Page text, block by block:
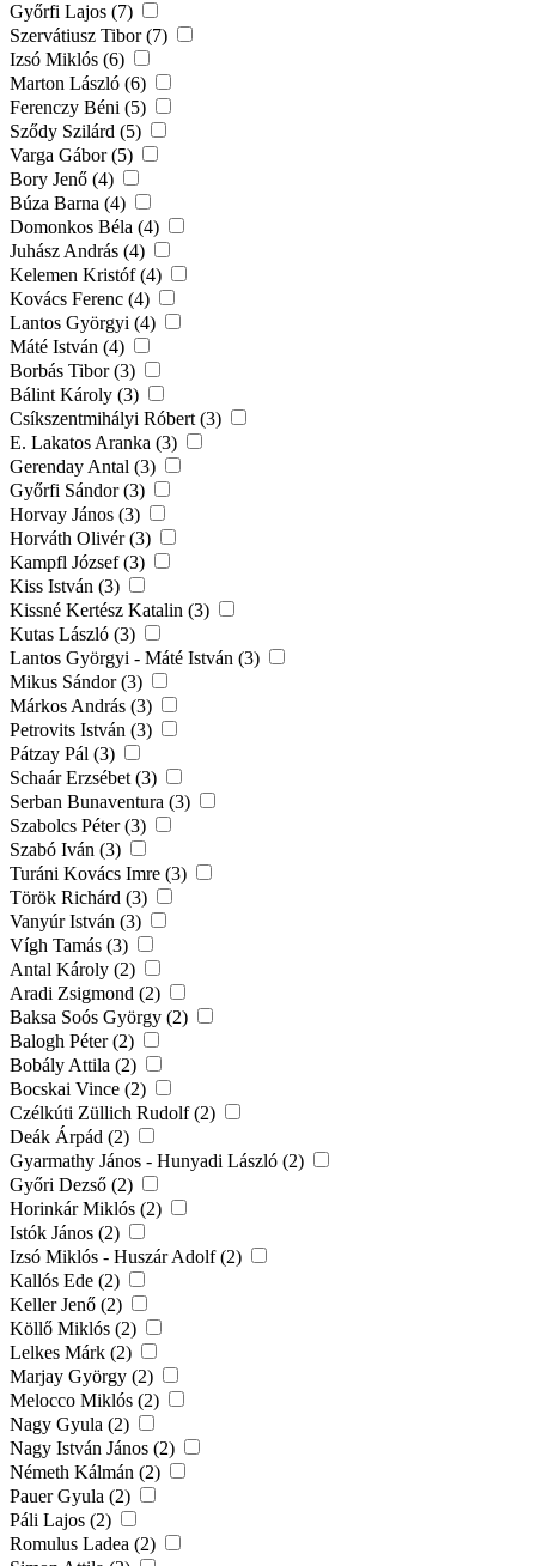
Győrfi Lajos (7)
Szervátiusz Tibor (7)
Izsó Miklós (6)
Marton László (6)
Ferenczy Béni (5)
Sződy Szilárd (5)
Varga Gábor (5)
Bory Jenő (4)
Búza Barna (4)
Domonkos Béla (4)
Juhász András (4)
Kelemen Kristóf (4)
Kovács Ferenc (4)
Lantos Györgyi (4)
Máté István (4)
Borbás Tibor (3)
Bálint Károly (3)
Csíkszentmihályi Róbert (3)
E. Lakatos Aranka (3)
Gerenday Antal (3)
Győrfi Sándor (3)
Horvay János (3)
Horváth Olivér (3)
Kampfl József (3)
Kiss István (3)
Kissné Kertész Katalin (3)
Kutas László (3)
Lantos Györgyi - Máté István (3)
Mikus Sándor (3)
Márkos András (3)
Petrovits István (3)
Pátzay Pál (3)
Schaár Erzsébet (3)
Serban Bunaventura (3)
Szabolcs Péter (3)
Szabó Iván (3)
Turáni Kovács Imre (3)
Török Richárd (3)
Vanyúr István (3)
Vígh Tamás (3)
Antal Károly (2)
Aradi Zsigmond (2)
Baksa Soós György (2)
Balogh Péter (2)
Bobály Attila (2)
Bocskai Vince (2)
Czélkúti Züllich Rudolf (2)
Deák Árpád (2)
Gyarmathy János - Hunyadi László (2)
Győri Dezső (2)
Horinkár Miklós (2)
Istók János (2)
Izsó Miklós - Huszár Adolf (2)
Kallós Ede (2)
Keller Jenő (2)
Köllő Miklós (2)
Lelkes Márk (2)
Marjay György (2)
Melocco Miklós (2)
Nagy Gyula (2)
Nagy István János (2)
Németh Kálmán (2)
Pauer Gyula (2)
Páli Lajos (2)
Romulus Ladea (2)